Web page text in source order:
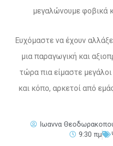
μεγαλώνουμε φοβικά
Ευχόμαστε να έχουν
μια παραγωγική και
τώρα πια είμαστε
και κόπο, αρκετοί από
Ιωαννα
9:30 πμ